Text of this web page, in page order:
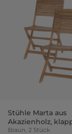
Stühle Marta aus
Akazienholz,
Braun, 2 Stück